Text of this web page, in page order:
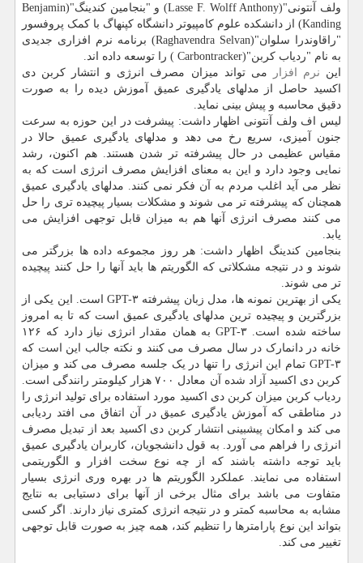
ولف آنتونی"(Lasse F. Wolff Anthony) و "بنجامین کندینگ"(Benjamin
Kanding) از دانشکده علوم کامپیوتر دانشگاه کپنهاگ با کمک پروفسور
"راقاوندرا سلوان"(Raghavendra Selvan) برنامه نرم افزاری جدیدی
به نام "ردیاب کربن"(Carbontracker ) را توسعه داده اند.
این نرم افزار
می تواند میزان مصرف انرژی و انتشار کربن دی
اکسید حاصل از مدلهای یادگیری عمیق آموزش دیده را به صورت
دقیق محاسبه و پیش بینی نماید.
لیس اف ولف آنتونی اظهار داشت: پیشرفت در این حوزه به سرعت
جنون آمیزی، سریع رخ می دهد و مدلهای یادگیری عمیق حالا در
مقیاس عظیمی در حال پیشرفته تر شدن هستند. هم اکنون، رشد
نمایی وجود دارد و این به معنای افزایش مصرف انرژی است که به
نظر می آید اغلب مردم به آن فکر نمی کنند. مدلهای یادگیری عمیق
همچنان که پیشرفته تر می شوند و مشکلات بسیار پیچیده تری را حل
می کنند مصرف انرژی آنها هم به میزان قابل توجهی افزایش می
یابد.
بنجامین کندینگ اظهار داشت: هر روز مجموعه داده ها بزرگتر می
شوند و در نتیجه مشکلاتی که الگوریتم ها باید آنها را حل کنند پیچیده
تر می شوند.
یکی از بهترین نمونه ها، مدل زبان پیشرفته GPT-۳ است. این یکی از
بزرگترین و پیچیده ترین مدلهای یادگیری عمیق است که تا به امروز
ساخته شده است. GPT-۳ به همان مقدار انرژی نیاز دارد که ۱۲۶
خانه در دانمارک در سال مصرف می کنند و نکته جالب این است که
GPT-۳ تمام این انرژی را تنها در یک جلسه مصرف می کند و میزان
کربن دی اکسید آزاد شده آن معادل ۷۰۰ هزار کیلومتر رانندگی است.
ردیاب کربن میزان کربن دی اکسید مورد استفاده برای تولید انرژی را
در مناطقی که آموزش یادگیری عمیق در آن اتفاق می افتد ردیابی
می کند و امکان پیشبینی انتشار کربن دی اکسید بعد از تبدیل مصرف
انرژی را فراهم می آورد. به قول دانشجویان، کاربران یادگیری عمیق
باید توجه داشته باشند که از چه نوع سخت افزار و الگوریتمی
استفاده می نمایند. عملکرد الگوریتم ها در بهره وری انرژی بسیار
متفاوت می باشد برای مثال برخی از آنها برای دستیابی به نتایج
مشابه به محاسبه کمتر و در نتیجه انرژی کمتری نیاز دارند. اگر کسی
بتواند این نوع پارامترها را تنظیم کند، همه چیز به صورت قابل توجهی
تغییر می کند.